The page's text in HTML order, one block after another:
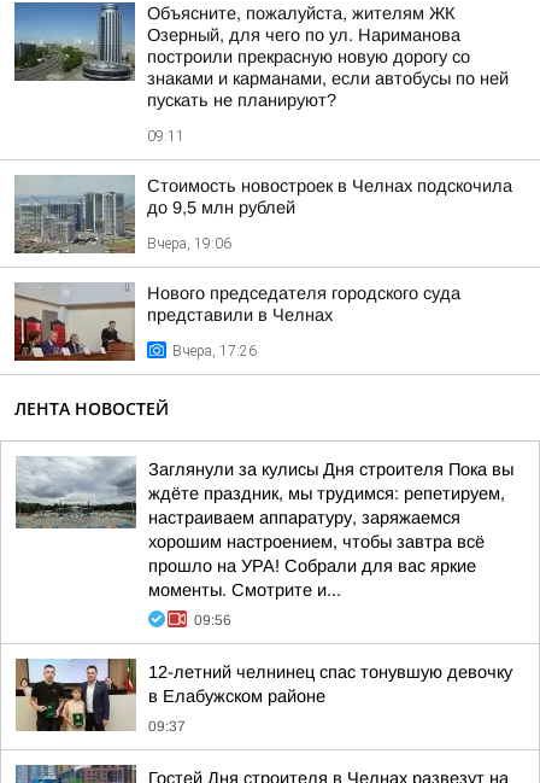
Объясните, пожалуйста, жителям ЖК
Озерный, для чего по ул. Нариманова
построили прекрасную новую дорогу со
знаками и карманами, если автобусы по ней
пускать не планируют?
09:11
Стоимость новостроек в Челнах подскочила
до 9,5 млн рублей
Вчера, 19:06
Нового председателя городского суда
представили в Челнах
Вчера, 17:26
ЛЕНТА НОВОСТЕЙ
Заглянули за кулисы Дня строителя Пока вы
ждёте праздник, мы трудимся: репетируем,
настраиваем аппаратуру, заряжаемся
хорошим настроением, чтобы завтра всё
прошло на УРА! Собрали для вас яркие
моменты. Смотрите и...
09:56
12-летний челнинец спас тонувшую девочку
в Елабужском районе
09:37
Гостей Дня строителя в Челнах развезут на